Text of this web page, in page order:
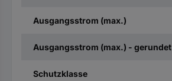
Ausgangsstrom (max.)
Ausgangsstrom (max.) - gerundet
Schutzklasse